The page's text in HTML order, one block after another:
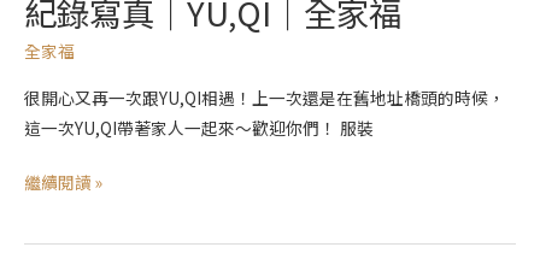
紀錄寫真｜YU,QI｜全家福
全家福
很開心又再一次跟YU,QI相遇！上一次還是在舊地址橋頭的時候，
這一次YU,QI帶著家人一起來～歡迎你們！ 服裝
繼續閱讀 »